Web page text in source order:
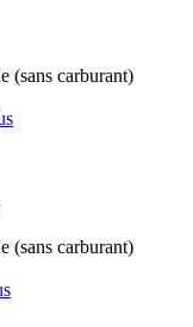
(sans carburant)
(sans carburant)